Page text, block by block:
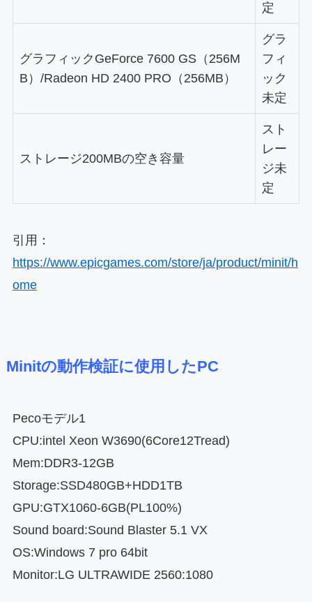
定
グラフィック GeForce 7600 GS（256M
B）/Radeon HD 2400 PRO（256MB）
グラ
フィ
ック
未定
ストレージ200MBの空き容量
スト
レー
ジ未
定
引用：
https://www.epicgames.com/store/ja/product/minit/h
ome
Minitの動作検証に使用したPC
Pecoモデル1
CPU:intel Xeon W3690(6Core12Tread)
Mem:DDR3-12GB
Storage:SSD480GB+HDD1TB
GPU:GTX1060-6GB(PL100%)
Sound board:Sound Blaster 5.1 VX
OS:Windows 7 pro 64bit
Monitor:LG ULTRAWIDE 2560:1080